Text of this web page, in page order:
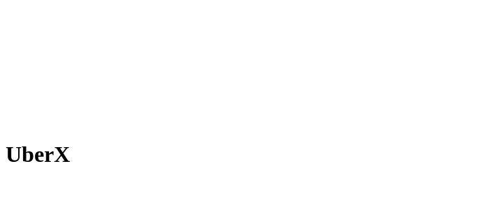
UberX